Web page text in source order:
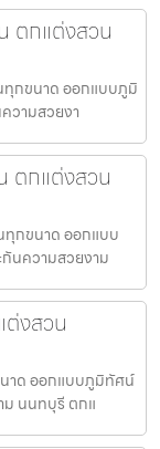
ตกแต่งสวน
กขนาด ออกแบบภูมิ
วามสวยงา
ตกแต่งสวน
กขนาด ออกแบบ
นความสวยงาม
งสวน
าด ออกแบบภูมิทัศน์
ม นนทบุรี ตกแ